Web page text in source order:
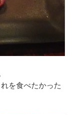
を食べたかった